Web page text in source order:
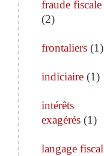
fraude fiscale
(2)
frontaliers (1)
indiciaire (1)
intérêts
exagérés (1)
langage fiscal